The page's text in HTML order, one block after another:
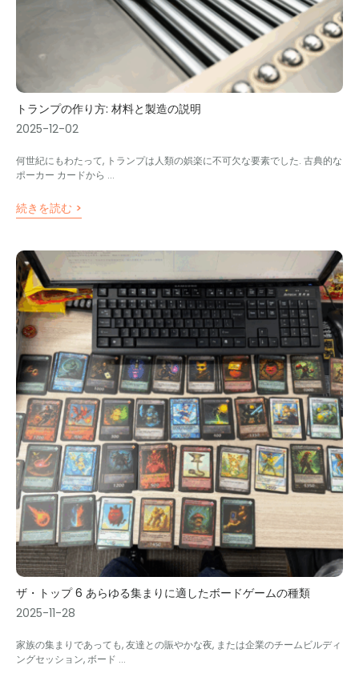
トランプの作り方: 材料と製造の説明
2025-12-02
何世紀にもわたって, トランプは人類の娯楽に不可欠な要素でした. 古典的な
ポーカー カードから ...
続きを読む >
ザ・トップ 6 あらゆる集まりに適したボードゲームの種類
2025-11-28
家族の集まりであっても, 友達との賑やかな夜, または企業のチームビルディ
ングセッション, ボード ...